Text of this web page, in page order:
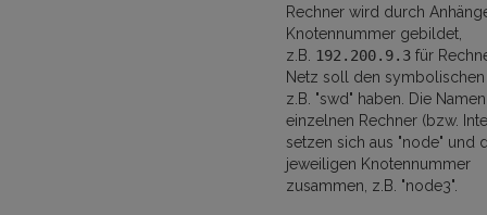
Rechner wird durch
Knotennummer gebildet,
z.B. 192.200.9.3 für
Netz soll den symbolischen
z.B. "swd" haben. Die
einzelnen Rechner (bzw.
setzen sich aus "node" und
jeweiligen Knotennummer
zusammen, z.B. "node3".